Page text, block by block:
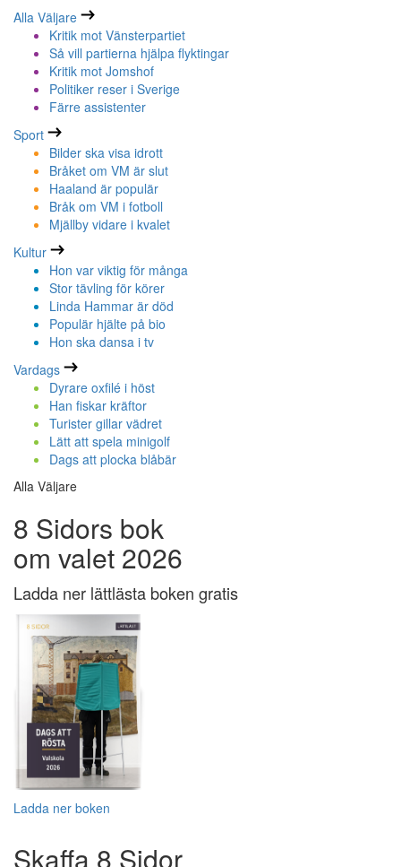
Alla Väljare
Kritik mot Vänsterpartiet
Så vill partierna hjälpa flyktingar
Kritik mot Jomshof
Politiker reser i Sverige
Färre assistenter
Sport
Bilder ska visa idrott
Bråket om VM är slut
Haaland är populär
Bråk om VM i fotboll
Mjällby vidare i kvalet
Kultur
Hon var viktig för många
Stor tävling för körer
Linda Hammar är död
Populär hjälte på bio
Hon ska dansa i tv
Vardags
Dyrare oxfilé i höst
Han fiskar kräftor
Turister gillar vädret
Lätt att spela minigolf
Dags att plocka blåbär
Alla Väljare
8 Sidors bok
om valet 2026
Ladda ner lättlästa boken gratis
Ladda ner boken
Skaffa 8 Sidor